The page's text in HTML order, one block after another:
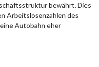
bewährt. Dies
Arbeitslosenzahlen des
Autobahn eher